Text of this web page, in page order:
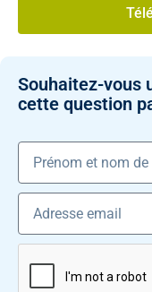
Souhaitez-vous
cette question